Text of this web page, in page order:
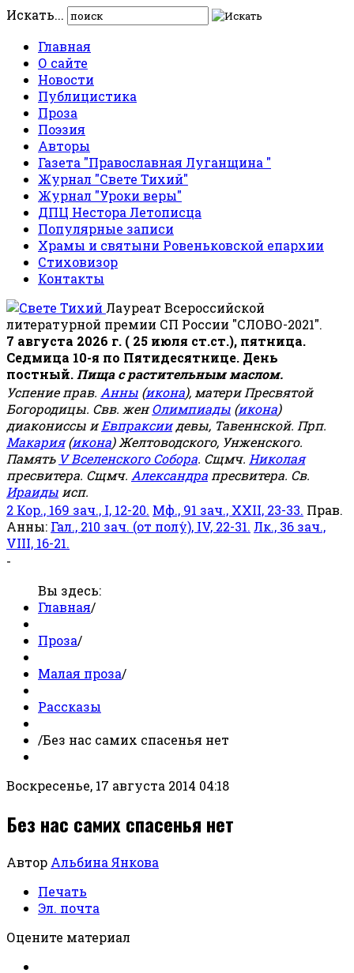
Искать...
Главная
О сайте
Новости
Публицистика
Проза
Поэзия
Авторы
Газета "Православная Луганщина "
Журнал "Свете Тихий"
Журнал "Уроки веры"
ДПЦ Нестора Летописца
Популярные записи
Храмы и святыни Ровеньковской епархии
Стиховизор
Контакты
Лауреат Всероссийской
литературной премии СП России "СЛОВО-2021".
7 августа 2026 г. ( 25 июля ст.ст.), пятница.
Седмица 10-я по Пятидесятнице. День
постный. Пища с растительным маслом.
Успение прав. Анны (икона), матери Пресвятой
Богородицы. Свв. женОлимпиады (икона)
диакониссы иЕвпраксиидевы, Тавеннской. Прп.
Макария(икона) Желтоводского, Унженского.
Память V Вселенского Собора. Сщмч. Николая
пресвитера. Сщмч. Александра пресвитера. Св.
Ираиды исп.
2 Кор., 169 зач., I, 12-20. Мф., 91 зач., XXII, 23-33. Прав.
Анны: Гал., 210 зач. (от полу́), IV, 22-31. Лк., 36 зач.,
VIII, 16-21.
-
Вы здесь:
Главная/
Проза/
Малая проза/
Рассказы
/Без нас самих спасенья нет
Воскресенье, 17 августа 2014 04:18
Без нас самих спасенья нет
Автор Альбина Янкова
Печать
Эл. почта
Оцените материал